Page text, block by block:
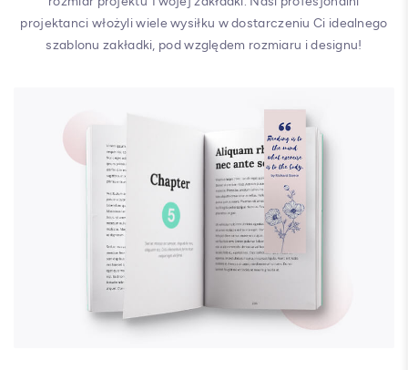
projektanci włożyli wiele wysiłku w dostarczeniu Ci idealnego
szablonu zakładki, pod względem rozmiaru i designu!